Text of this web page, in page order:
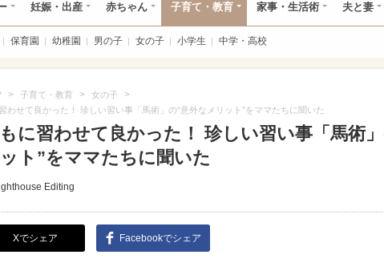
妊娠・出産 赤ちゃん 子育て・教育 家事・生活術 夫と妻
保育園 幼稚園 男の子 女の子 小学生 中学・高校
> 子育て・教育 > 女の子 >
わせて良かった！ 珍しい習い事「馬術」の“意外なメリット”をママたちに聞いた
に習わせて良かった！ 珍しい習い事「馬術
ト”をママたちに聞いた
Editing
Xでシェア Facebookでシェア